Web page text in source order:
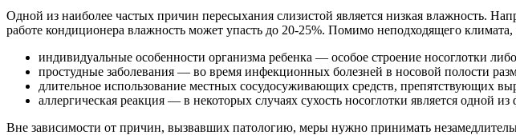
Одной из наиболее частых причин пересыхания слизистой является низкая влажность.
работе кондиционера влажность может упасть до 20-25%. Помимо неподходящего
индивидуальные особенности организма ребенка — особое строение носоглотки
простудные заболевания — во время инфекционных болезней в носовой полости
длительное использование местных сосудосуживающих средств, препятствующих
аллергическая реакция — в некоторых случаях сухость носоглотки является одной
Вне зависимости от причин, вызвавших патологию, меры нужно принимать